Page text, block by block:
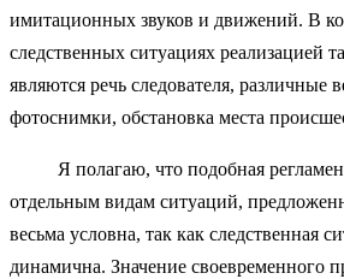
имитационных звуков и движений. В
следственных ситуациях реализацией
являются речь следователя, различные
фотоснимки, обстановка места
Я полагаю, что подобная
отдельным видам ситуаций,
весьма условна, так как следственная
динамична. Значение своевременного